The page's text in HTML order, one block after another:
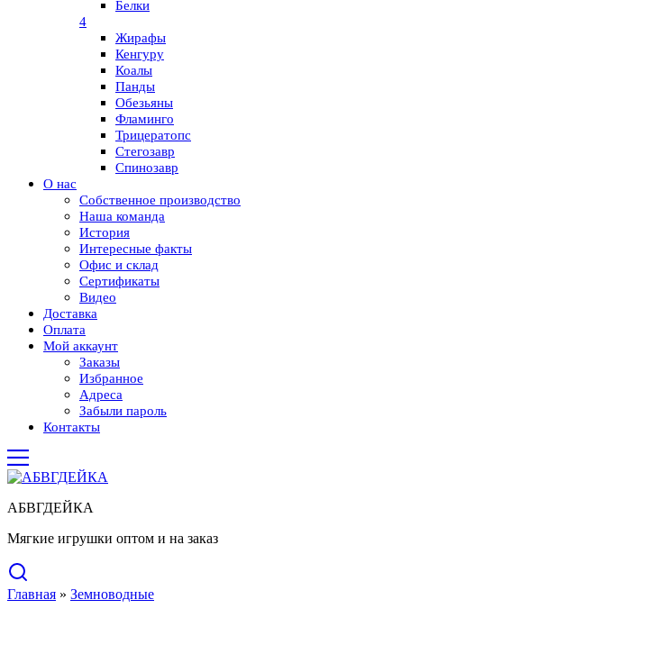
Белки
4
Жирафы
Кенгуру
Коалы
Панды
Обезьяны
Фламинго
Трицератопс
Стегозавр
Спинозавр
О нас
Собственное производство
Наша команда
История
Интересные факты
Офис и склад
Сертификаты
Видео
Доставка
Оплата
Мой аккаунт
Заказы
Избранное
Адреса
Забыли пароль
Контакты
АБВГДЕЙКА
Мягкие игрушки оптом и на заказ
Главная » Земноводные